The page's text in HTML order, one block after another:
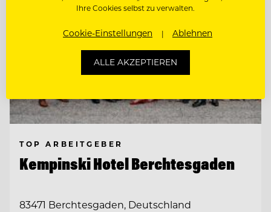
TOP ARBEITGEBER
Kempinski Hotel Berchtesgaden
83471 Berchtesgaden, Deutschland
Ihre Cookies selbst zu verwalten.
Cookie-Einstellungen Ablehnen
ALLE AKZEPTIEREN